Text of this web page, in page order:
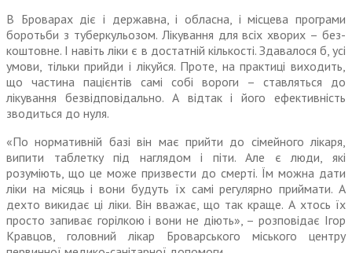
В Броварах діє і державна, і обласна, і місцева програми
боротьби з туберкульозом. Лікування для всіх хворих – без­
коштовне. І навіть ліки є в достат­ній кількості. Здавалося б, усі
умови, тільки прийди і лікуйся. Проте, на практиці виходить,
що частина пацієнтів самі собі вороги – ставляться до
лікування безвідповідально. А відтак і його ефективність
зводиться до нуля.
«По нормативній базі він має прийти до сімейного лікаря,
випити таблетку під наглядом і піти. Але є люди, які
розуміють, що це може призвести до смерті. Їм можна дати
ліки на місяць і вони будуть їх самі регулярно приймати. А
дехто викидає ці ліки. Він вважає, що так краще. А хтось їх
просто запиває горіл­кою і вони не діють», – розповідає Ігор
Кравцов, головний лікар Броварського міського центру